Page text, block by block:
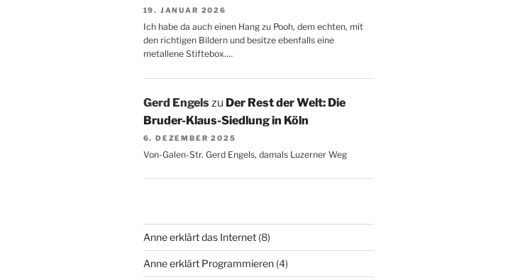
19. JANUAR 2026
Ich habe da auch einen Hang zu Pooh, dem echten, mit
den richtigen Bildern und besitze ebenfalls eine
metallene Stiftebox.…
Gerd Engelszu Der Rest der Welt: Die
Bruder-Klaus-Siedlung in Köln
6. DEZEMBER 2025
Von-Galen-Str. Gerd Engels, damals Luzerner Weg
Anne erklärt das Internet(8)
Anne erklärt Programmieren(4)